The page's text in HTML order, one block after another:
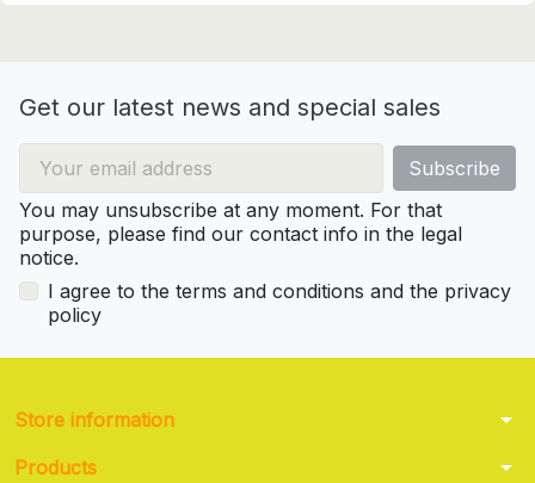
Get our latest news and special sales
You may unsubscribe at any moment. For that
purpose, please find our contact info in the legal
notice.
I agree to the terms and conditions and the privacy
policy
Store information arrow_drop_down
Products arrow_drop_down